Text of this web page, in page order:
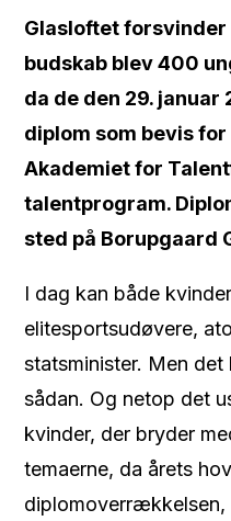
Glasloftet forsvinder
budskab blev 400
da de den 29.
diplom som bevis
Akademiet for
talentprogram.
sted på Borupgaard
I dag kan både
elitesportsudøvere,
statsminister. Men
sådan. Og netop det
kvinder, der bryder
temaerne, da årets